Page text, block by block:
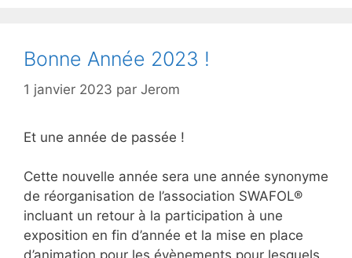
Bonne Année 2023 !
1 janvier 2023 par Jerom
Et une année de passée !
Cette nouvelle année sera une année synonyme
de réorganisation de l’association SWAFOL®
incluant un retour à la participation à une
exposition en fin d’année et la mise en place